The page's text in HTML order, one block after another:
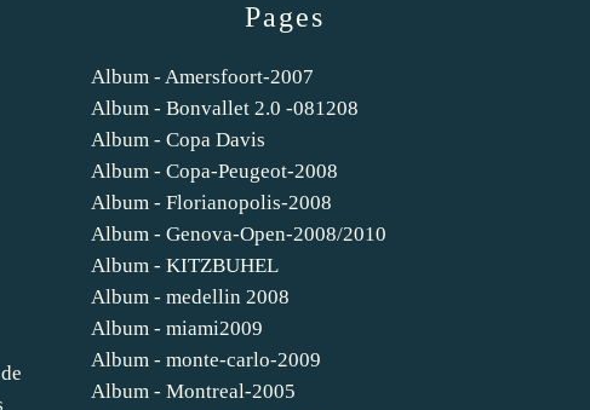
Pages
Album - Amersfoort-2007
Album - Bonvallet 2.0 -081208
Album - Copa Davis
Album - Copa-Peugeot-2008
Album - Florianopolis-2008
Album - Genova-Open-2008/2010
Album - KITZBUHEL
Album - medellin 2008
Album - miami2009
Album - monte-carlo-2009
Album - Montreal-2005